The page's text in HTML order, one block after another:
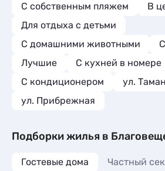
С собственным пляжем
В
Для отдыха с детьми
С домашними животными
Лучшие
C кухней в номере
С кондиционером
ул.
ул. Прибрежная
Подборки жилья в
Гостевые дома Частный